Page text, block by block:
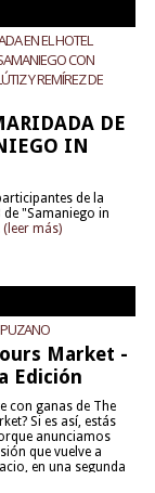
EN EL HOTEL
CON
Y REMÍREZ DE
DE
IN
de la
"Samaniego in
(leer más)
Market -
Edición
con ganas de The
Si es así, estás
anunciamos
que vuelve a
en una segunda